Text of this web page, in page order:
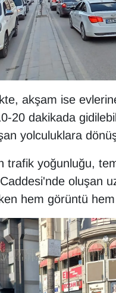
akşam ise
20 dakikada
yolculuklara
trafik yoğunluğu,
oluşan
hem görüntü